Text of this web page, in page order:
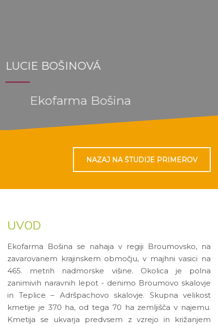
LUCIE BOŠINOVÁ
Ekofarma Bošina
NAZAJ NA ŠTUDIJE PRIMEROV
UVOD
Ekofarma Bošina se nahaja v regiji Broumovsko, na
zavarovanem krajinskem območju, v majhni vasici na
465. metrih nadmorske višine. Okolica je polna
zanimivih naravnih lepot - denimo Broumovo skalovje
in Teplice – Adršpachovo skalovje. Skupna velikost
kmetije je 370 ha, od tega 70 ha zemljišča v najemu.
Kmetija se ukvarja predvsem z vzrejo in križanjem